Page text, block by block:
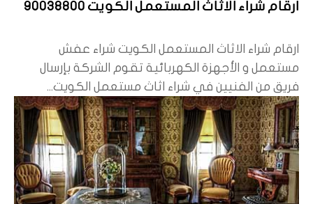
ارقام شراء الاثاث المستعمل الكويت 90038800
ارقام شراء الاثاث المستعمل الكويت شراء عفش
مستعمل و الأجهزة الكهربائية تقوم الشركة بإرسال
فريق من الفنيين في شراء اثاث مستعمل الكويت...